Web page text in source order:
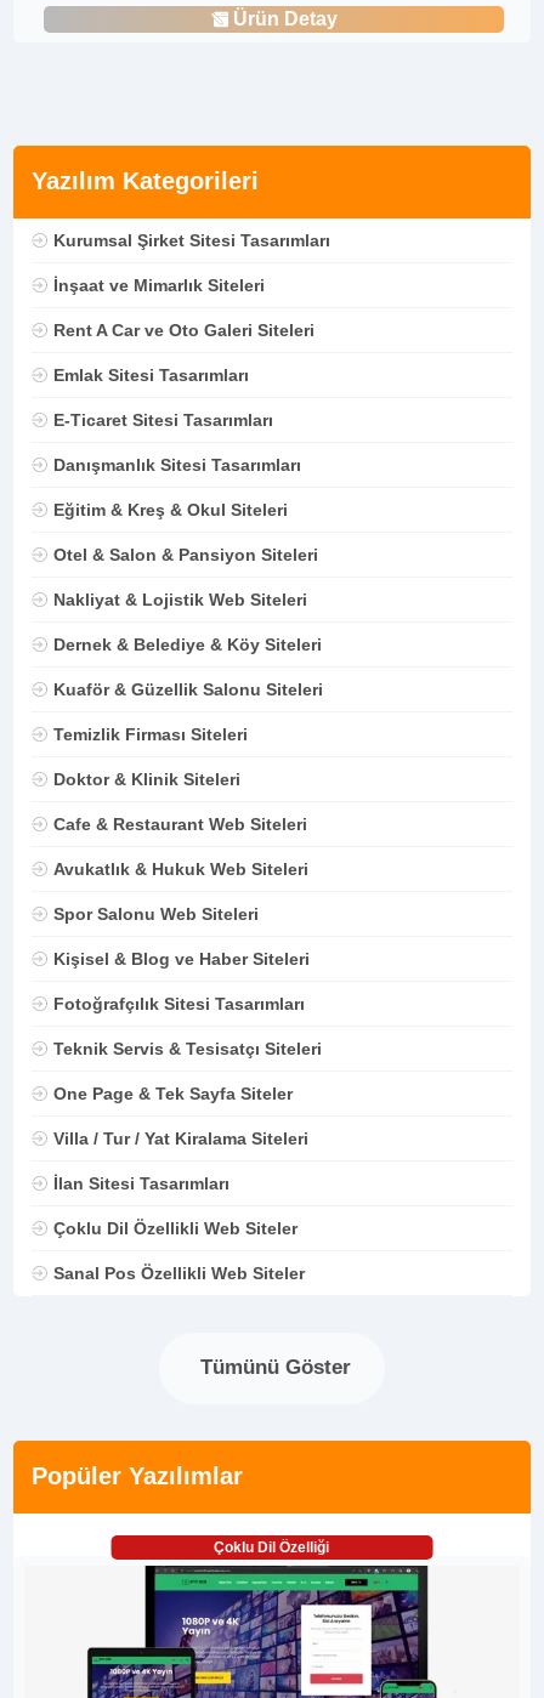
Yazılım Kategorileri
Kurumsal Şirket Sitesi Tasarımları
İnşaat ve Mimarlık Siteleri
Rent A Car ve Oto Galeri Siteleri
Emlak Sitesi Tasarımları
E-Ticaret Sitesi Tasarımları
Danışmanlık Sitesi Tasarımları
Eğitim & Kreş & Okul Siteleri
Otel & Salon & Pansiyon Siteleri
Nakliyat & Lojistik Web Siteleri
Dernek & Belediye & Köy Siteleri
Kuaför & Güzellik Salonu Siteleri
Temizlik Firması Siteleri
Doktor & Klinik Siteleri
Cafe & Restaurant Web Siteleri
Avukatlık & Hukuk Web Siteleri
Spor Salonu Web Siteleri
Kişisel & Blog ve Haber Siteleri
Fotoğrafçılık Sitesi Tasarımları
Teknik Servis & Tesisatçı Siteleri
One Page & Tek Sayfa Siteler
Villa / Tur / Yat Kiralama Siteleri
İlan Sitesi Tasarımları
Çoklu Dil Özellikli Web Siteler
Sanal Pos Özellikli Web Siteler
Tümünü Göster
Popüler Yazılımlar
Çoklu Dil Özelliği
Ürün Detay